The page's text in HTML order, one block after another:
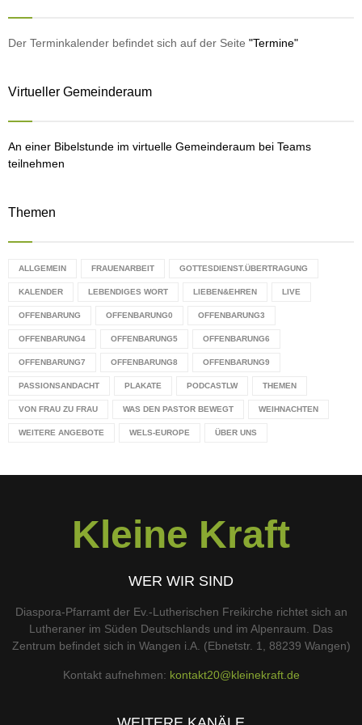
o
Der Terminkalender befindet sich auf der Seite "Termine"
Virtueller Gemeinderaum
An einer Bibelstunde im virtuelle Gemeinderaum bei Teams
teilnehmen
Themen
ALLGEMEIN FRAUENARBEIT GOTTESDIENST.ÜBERTRAGUNG
KALENDER LEBENDIGES WORT LIEBEN&EHREN LIVE
OFFENBARUNG OFFENBARUNG0 OFFENBARUNG3
OFFENBARUNG4 OFFENBARUNG5 OFFENBARUNG6
OFFENBARUNG7 OFFENBARUNG8 OFFENBARUNG9
PASSIONSANDACHT PLAKATE PODCASTLW THEMEN
VON FRAU ZU FRAU WAS DEN PASTOR BEWEGT WEIHNACHTEN
WEITERE ANGEBOTE WELS-EUROPE ÜBER UNS
Kleine Kraft
WER WIR SIND
Diaspora-Pfarramt der Ev.-Lutherischen Freikirche richtet sich an
Lutheraner im Süden Deutschlands und im Alpenraum. Das
Zentrum befindet sich in Wangen i.A. (Ebnetstr. 1, 88239 Wangen)
Kontakt aufnehmen: kontakt20@kleinekraft.de